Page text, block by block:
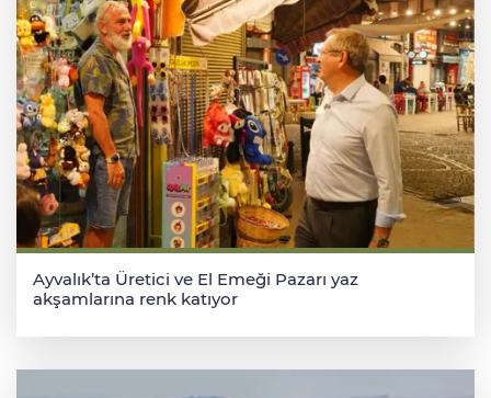
Ayvalık’ta Üretici ve El Emeği Pazarı yaz
akşamlarına renk katıyor